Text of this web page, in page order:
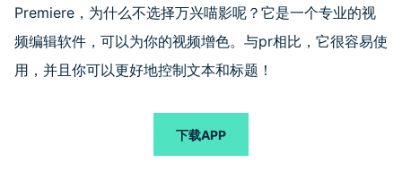
Premiere ，为什么不选择万兴喵影呢？它是一个专业的视
频编辑软件，可以为你的视频增色。与pr相比，它很容易使
用，并且你可以更好地控制文本和标题！
下载APP